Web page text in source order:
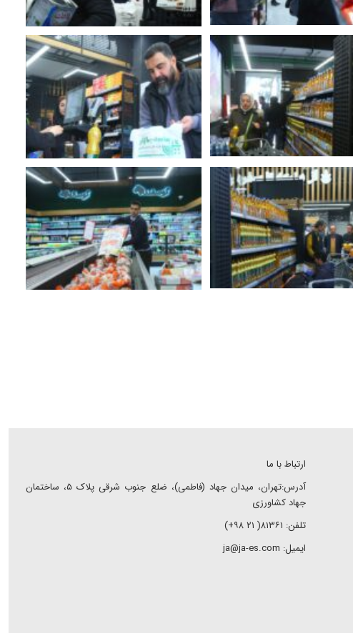
ارتباط با ما
آدرس:تهران، میدان جهاد (فاطمی)، ضلع جنوب شرقی پلاک ۵، ساختمان
جهاد کشاورزی
تلفن: ۸۱۳۶۱( ۲۱ ۹۸+)
ایمیل: ja@ja-es.com